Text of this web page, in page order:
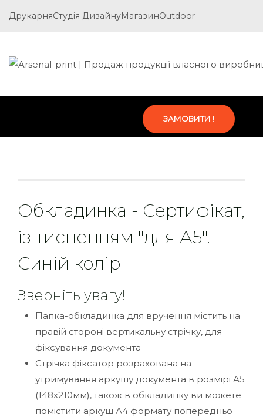
ДрукарняСтудія ДизайнуМагазинOutdoor
ЗАМОВИТИ !
Обкладинка - Сертифікат,
із тисненням "для А5".
Синій колір
Зверніть увагу!
Папка-обкладинка для вручення містить на
правій стороні вертикальну стрічку, для
фіксування документа
Стрічка фіксатор розрахована на
утримування аркушу документа в розмірі А5
(148х210мм), також в обкладинку ви можете
помістити аркуш А4 формату попередньо